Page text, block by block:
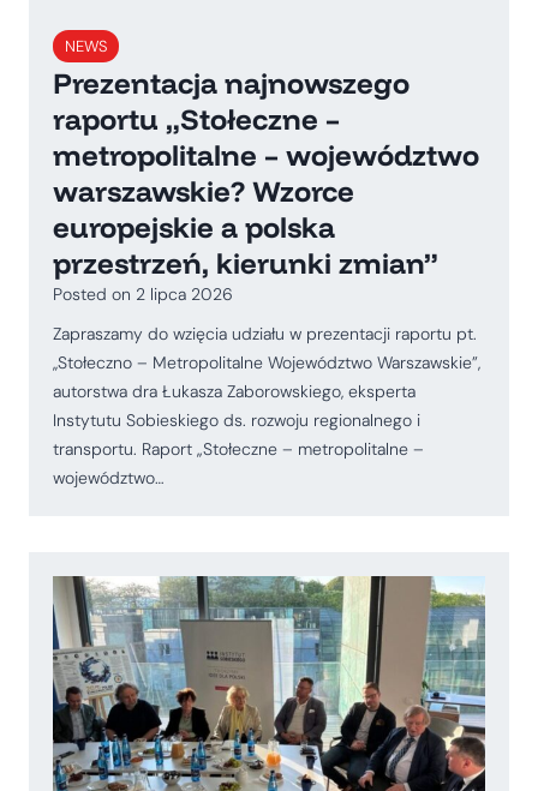
NEWS
Prezentacja najnowszego
raportu „Stołeczne –
metropolitalne – województwo
warszawskie? Wzorce
europejskie a polska
przestrzeń, kierunki zmian”
Posted on 2 lipca 2026
Zapraszamy do wzięcia udziału w prezentacji raportu pt.
,,Stołeczno – Metropolitalne Województwo Warszawskie”,
autorstwa dra Łukasza Zaborowskiego, eksperta
Instytutu Sobieskiego ds. rozwoju regionalnego i
transportu. Raport „Stołeczne – metropolitalne –
województwo…